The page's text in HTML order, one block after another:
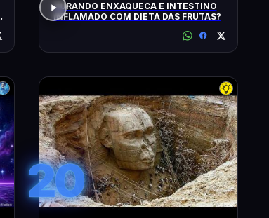
CURANDO ENXAQUECA E INTESTINO
INFLAMADO COM DIETA DAS FRUTAS?
20